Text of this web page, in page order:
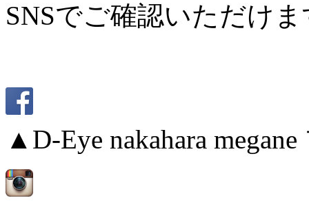
SNSでご確認いただけ
▲D-Eye nakahara